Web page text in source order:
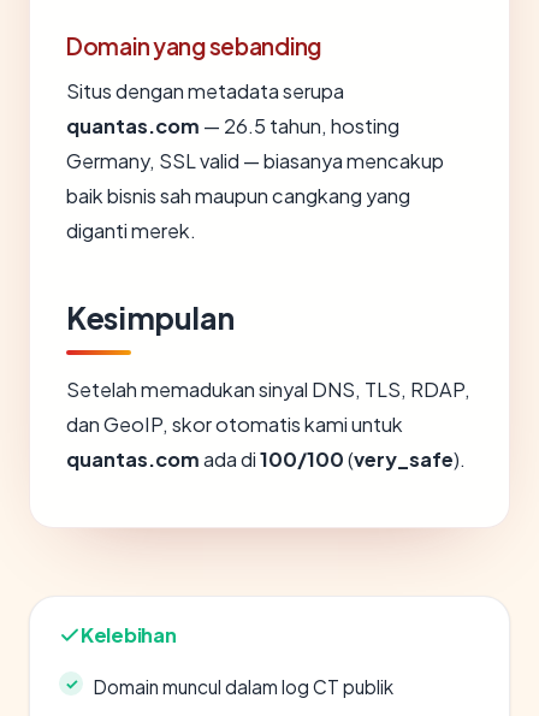
Domain yang sebanding
Situs dengan metadata serupa
quantas.com — 26.5 tahun, hosting
Germany, SSL valid — biasanya mencakup
baik bisnis sah maupun cangkang yang
diganti merek.
Kesimpulan
Setelah memadukan sinyal DNS, TLS, RDAP,
dan GeoIP, skor otomatis kami untuk
quantas.comada di100/100(very_safe).
Kelebihan
Domain muncul dalam log CT publik